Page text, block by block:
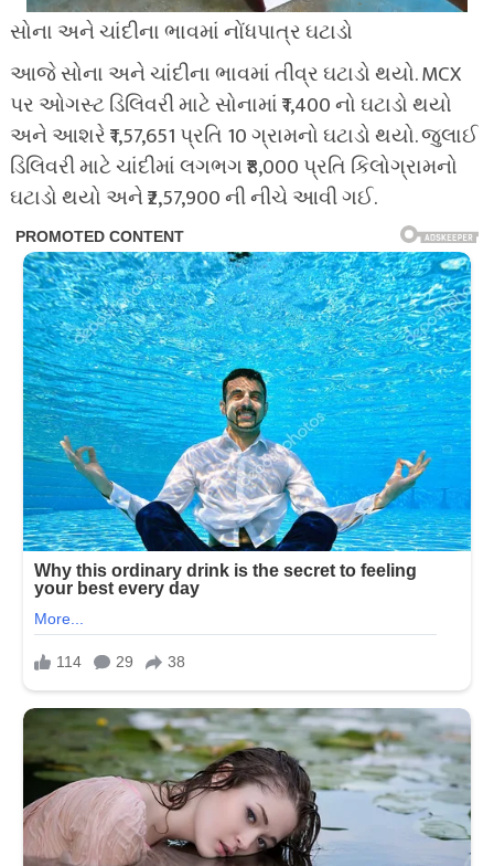
સોના અને ચાંદીના ભાવમાં નોંધપાત્ર ઘટાડો
આજે સોના અને ચાંદીના ભાવમાં તીવ્ર ઘટાડો થયો. MCX
પર ઓગસ્ટ ડિલિવરી માટે સોનામાં ₹1,400 નો ઘટાડો થયો
અને આશરે ₹1,57,651 પ્રતિ 10 ગ્રામનો ઘટાડો થયો. જુલાઈ
ડિલિવરી માટે ચાંદીમાં લગભગ ₹8,000 પ્રતિ કિલોગ્રામનો
ઘટાડો થયો અને ₹2,57,900 ની નીચે આવી ગઈ.